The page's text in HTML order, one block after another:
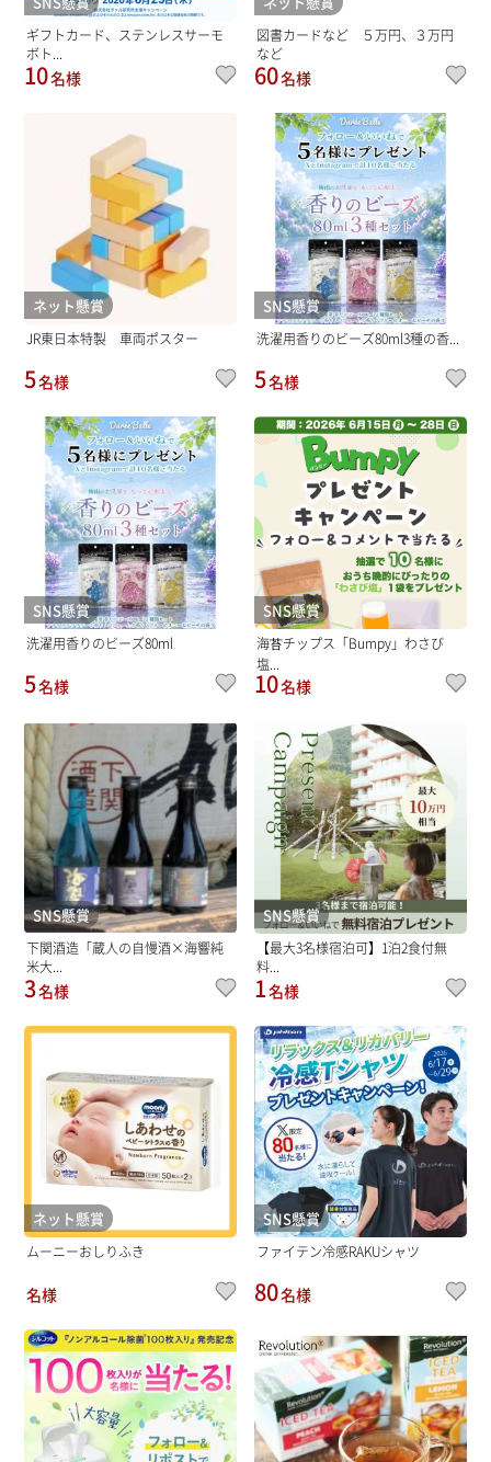
ギフトカード、ステンレスサーモ
ボト...
10名様
図書カードなど ５万円、３万円
など
60名様
ネット懸賞
JR東日本特製 車両ポスター
5名様
SNS懸賞
洗濯用香りのビーズ80ml3種の香...
5名様
SNS懸賞
洗濯用香りのビーズ80ml
5名様
SNS懸賞
海苔チップス「Bumpy」わさび
塩...
10名様
SNS懸賞
下関酒造「蔵人の自慢酒×海響純
米大...
3名様
SNS懸賞
【最大3名様宿泊可】1泊2食付無
料...
1名様
ネット懸賞
ムーニーおしりふき
名様
SNS懸賞
ファイテン冷感RAKUシャツ
80名様